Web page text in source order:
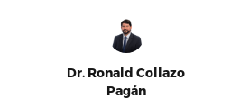
Dr. Ronald Collazo
Pagán